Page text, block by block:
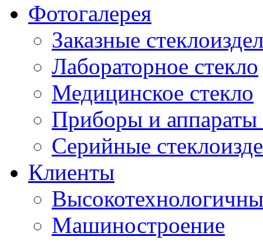
Фотогалерея
Заказные
Лабораторное стекло
Медицинское стекло
Приборы и аппараты
Серийные
Клиенты
Машиностроение